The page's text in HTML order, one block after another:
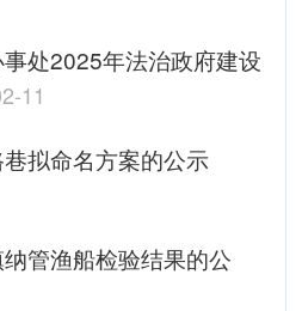
处2025年法治政府建设
11
拟命名方案的公示
管渔船检验结果的公